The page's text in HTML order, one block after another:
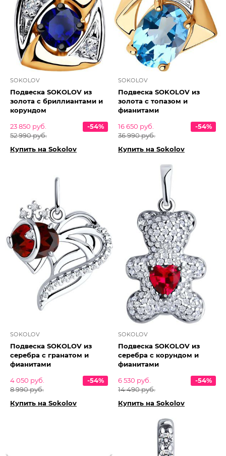
SOKOLOV
Подвеска SOKOLOV из
золота с бриллиантами и
корундом
23 850 руб.
52 990 руб.
-54%
Купить на Sokolov
SOKOLOV
Подвеска SOKOLOV из
золота с топазом и
фианитами
16 650 руб.
36 990 руб.
-54%
Купить на Sokolov
SOKOLOV
Подвеска SOKOLOV из
серебра с гранатом и
фианитами
4 050 руб.
8 990 руб.
-54%
Купить на Sokolov
SOKOLOV
Подвеска SOKOLOV из
серебра с корундом и
фианитами
6 530 руб.
14 490 руб.
-54%
Купить на Sokolov